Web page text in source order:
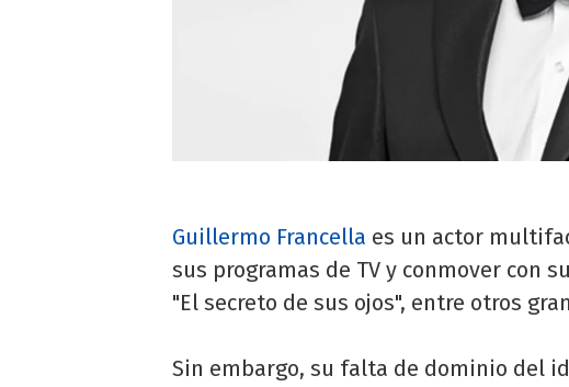
Guillermo Francella es un actor
sus programas de TV y conmover con
"El secreto de sus ojos", entre otros
Sin embargo, su falta de dominio del